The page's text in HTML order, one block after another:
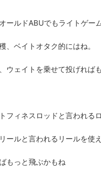
ールドABUでもライトゲー
、ベイトオタク的にはね。
ウェイトを乗せて投げれば
フィネスロッドと言われる
ールと言われるリールを使
もっと飛ぶかもね